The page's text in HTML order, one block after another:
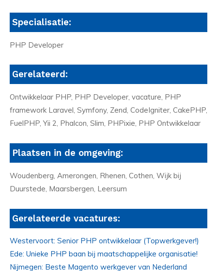
Specialisatie:
PHP Developer
Gerelateerd:
Ontwikkelaar PHP, PHP Developer, vacature, PHP
framework Laravel, Symfony, Zend, CodeIgniter, CakePHP,
FuelPHP, Yii 2, Phalcon, Slim, PHPixie, PHP Ontwikkelaar
Plaatsen in de omgeving:
Woudenberg, Amerongen, Rhenen, Cothen, Wijk bij
Duurstede, Maarsbergen, Leersum
Gerelateerde vacatures:
Westervoort: Senior PHP ontwikkelaar (Topwerkgever!)
Ede: Unieke PHP baan bij maatschappelijke organisatie!
Nijmegen: Beste Magento werkgever van Nederland